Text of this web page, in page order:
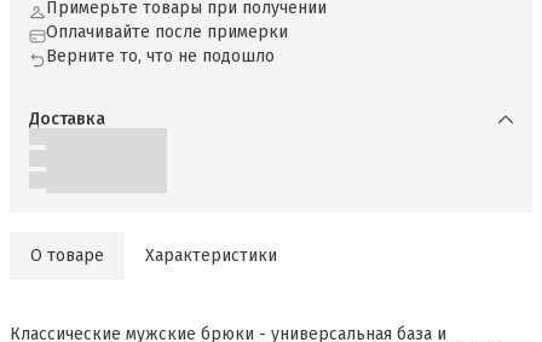
Примерьте товары при получении
Оплачивайте после примерки
Верните то, что не подошло
Доставка
О товаре Характеристики
Классические мужские брюки - универсальная база и